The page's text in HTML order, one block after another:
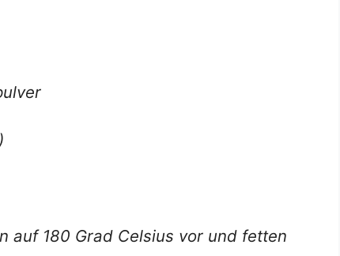
auf 180 Grad Celsius vor und fetten